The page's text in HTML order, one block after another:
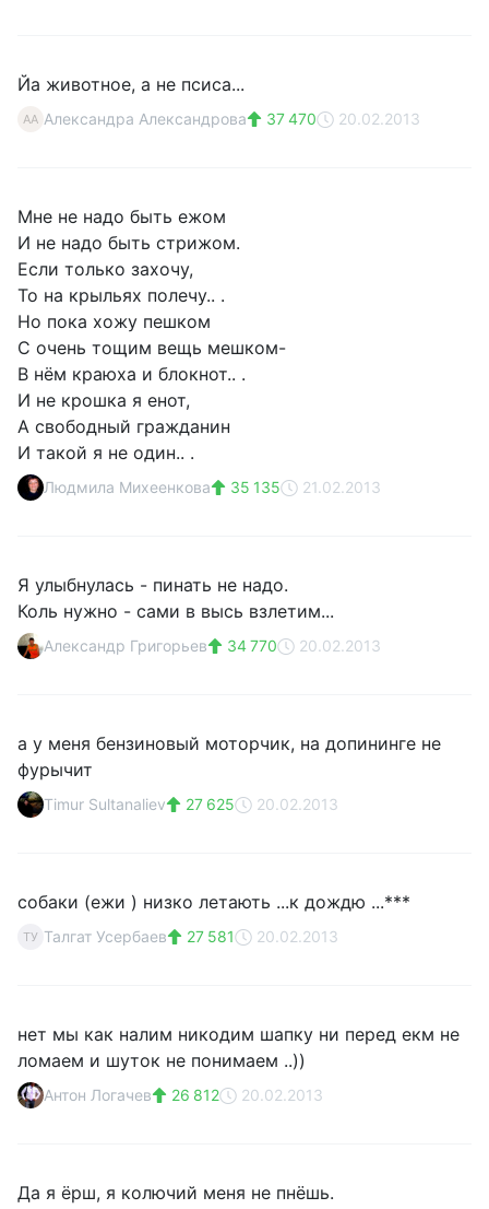
Йа животное, а не псиса...
АА Александра Александрова 37 470 20.02.2013
Мне не надо быть ежом
И не надо быть стрижом.
Если только захочу,
То на крыльях полечу.. .
Но пока хожу пешком
С очень тощим вещь мешком-
В нём краюха и блокнот.. .
И не крошка я енот,
А свободный гражданин
И такой я не один.. .
Людмила Михеенкова 35 135 21.02.2013
Я улыбнулась - пинать не надо.
Коль нужно - сами в высь взлетим...
Александр Григорьев 34 770 20.02.2013
а у меня бензиновый моторчик, на допининге не
фурычит
Timur Sultanaliev 27 625 20.02.2013
собаки (ежи ) низко летають ...к дождю ...***
ТУ Талгат Усербаев 27 581 20.02.2013
нет мы как налим никодим шапку ни перед екм не
ломаем и шуток не понимаем ..))
Антон Логачев 26 812 20.02.2013
Да я ёрш, я колючий меня не пнёшь.